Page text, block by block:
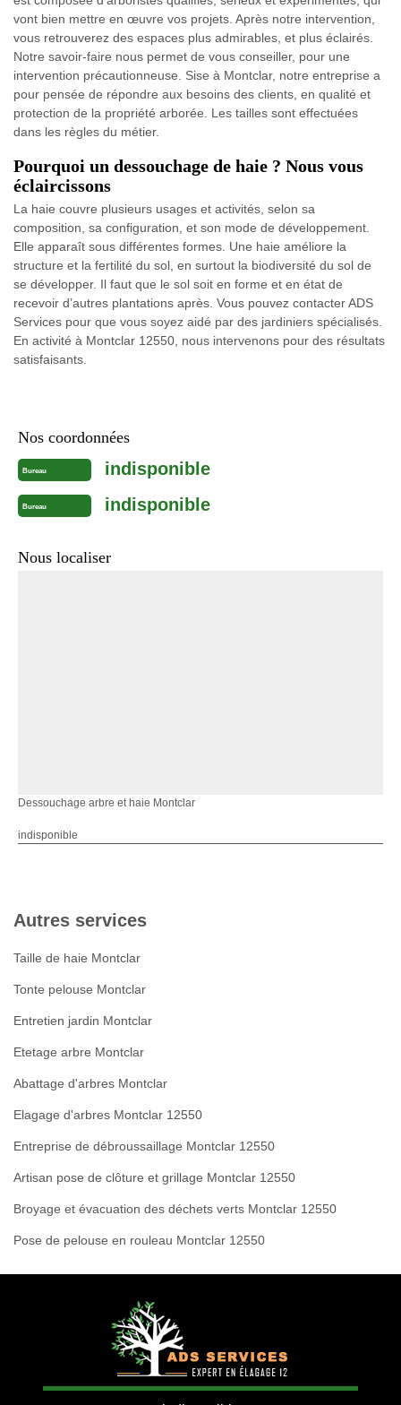
vont bien mettre en œuvre vos projets. Après notre intervention,
vous retrouverez des espaces plus admirables, et plus éclairés.
Notre savoir-faire nous permet de vous conseiller, pour une
intervention précautionneuse. Sise à Montclar, notre entreprise a
pour pensée de répondre aux besoins des clients, en qualité et
protection de la propriété arborée. Les tailles sont effectuées
dans les règles du métier.
Pourquoi un dessouchage de haie ? Nous vous
éclaircissons
La haie couvre plusieurs usages et activités, selon sa
composition, sa configuration, et son mode de développement.
Elle apparaît sous différentes formes. Une haie améliore la
structure et la fertilité du sol, en surtout la biodiversité du sol de
se développer. Il faut que le sol soit en forme et en état de
recevoir d’autres plantations après. Vous pouvez contacter ADS
Services pour que vous soyez aidé par des jardiniers spécialisés.
En activité à Montclar 12550, nous intervenons pour des résultats
satisfaisants.
Nos coordonnées
Bureau indisponible
Bureau indisponible
Nous localiser
Dessouchage arbre et haie Montclar
indisponible
Autres services
Taille de haie Montclar
Tonte pelouse Montclar
Entretien jardin Montclar
Etetage arbre Montclar
Abattage d'arbres Montclar
Elagage d'arbres Montclar 12550
Entreprise de débroussaillage Montclar 12550
Artisan pose de clôture et grillage Montclar 12550
Broyage et évacuation des déchets verts Montclar 12550
Pose de pelouse en rouleau Montclar 12550